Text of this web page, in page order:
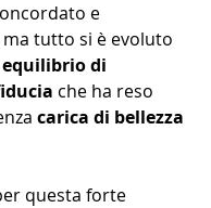
e
tutto si è evoluto
di
che ha reso
carica di bellezza
questa forte